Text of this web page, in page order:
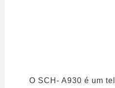
O SCH- A930 é um